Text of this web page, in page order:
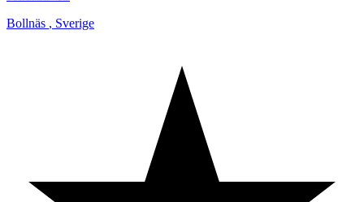
Bollnäs , Sverige